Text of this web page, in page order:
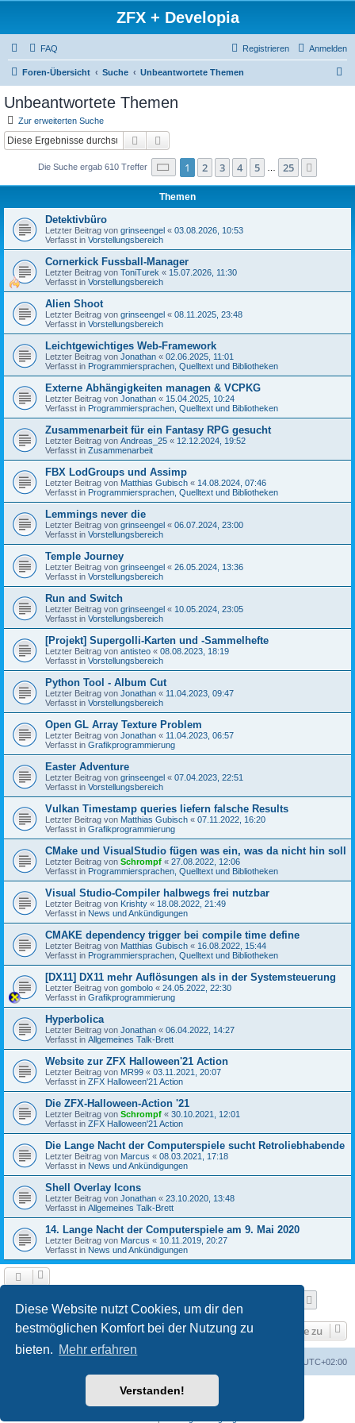
Diese Website nutzt Cookies, um dir den
bestmöglichen Komfort bei der Nutzung zu
bieten. Mehr erfahren
Verstanden!
ZFX + Developia
FAQ Anmelden
Registrieren
Foren-Übersicht Suche Unbeantwortete Themen
Unbeantwortete Themen
Zur erweiterten Suche
Suche
Die Suche ergab 610 Treffer Seite 1von 25
1 2 3 4 5 25
Themen
Detektivbüro
Letzter Beitrag von grinseengel « 03.08.2026, 10:53
Verfasst in Vorstellungsbereich
Cornerkick Fussball-Manager
Letzter Beitrag von ToniTurek « 15.07.2026, 11:30
Verfasst in Vorstellungsbereich
Alien Shoot
Letzter Beitrag von grinseengel « 08.11.2025, 23:48
Verfasst in Vorstellungsbereich
Leichtgewichtiges Web-Framework
Letzter Beitrag von Jonathan « 02.06.2025, 11:01
Verfasst in Programmiersprachen, Quelltext und Bibliotheken
Externe Abhängigkeiten managen & VCPKG
Letzter Beitrag von Jonathan « 15.04.2025, 10:24
Verfasst in Programmiersprachen, Quelltext und Bibliotheken
Zusammenarbeit für ein Fantasy RPG gesucht
Letzter Beitrag von Andreas_25 « 12.12.2024, 19:52
Verfasst in Zusammenarbeit
FBX LodGroups und Assimp
Letzter Beitrag von Matthias Gubisch « 14.08.2024, 07:46
Verfasst in Programmiersprachen, Quelltext und Bibliotheken
Lemmings never die
Letzter Beitrag von grinseengel « 06.07.2024, 23:00
Verfasst in Vorstellungsbereich
Temple Journey
Letzter Beitrag von grinseengel « 26.05.2024, 13:36
Verfasst in Vorstellungsbereich
Run and Switch
Letzter Beitrag von grinseengel « 10.05.2024, 23:05
Verfasst in Vorstellungsbereich
[Projekt] Supergolli-Karten und -Sammelhefte
Letzter Beitrag von antisteo « 08.08.2023, 18:19
Verfasst in Vorstellungsbereich
Python Tool - Album Cut
Letzter Beitrag von Jonathan « 11.04.2023, 09:47
Verfasst in Vorstellungsbereich
Open GL Array Texture Problem
Letzter Beitrag von Jonathan « 11.04.2023, 06:57
Verfasst in Grafikprogrammierung
Easter Adventure
Letzter Beitrag von grinseengel « 07.04.2023, 22:51
Verfasst in Vorstellungsbereich
Vulkan Timestamp queries liefern falsche Results
Letzter Beitrag von Matthias Gubisch « 07.11.2022, 16:20
Verfasst in Grafikprogrammierung
CMake und VisualStudio fügen was ein, was da nicht hin soll
Letzter Beitrag von Schrompf « 27.08.2022, 12:06
Verfasst in Programmiersprachen, Quelltext und Bibliotheken
Visual Studio-Compiler halbwegs frei nutzbar
Letzter Beitrag von Krishty « 18.08.2022, 21:49
Verfasst in News und Ankündigungen
CMAKE dependency trigger bei compile time define
Letzter Beitrag von Matthias Gubisch « 16.08.2022, 15:44
Verfasst in Programmiersprachen, Quelltext und Bibliotheken
[DX11] DX11 mehr Auflösungen als in der Systemsteuerung
Letzter Beitrag von gombolo « 24.05.2022, 22:30
Verfasst in Grafikprogrammierung
Hyperbolica
Letzter Beitrag von Jonathan « 06.04.2022, 14:27
Verfasst in Allgemeines Talk-Brett
Website zur ZFX Halloween'21 Action
Letzter Beitrag von MR99 « 03.11.2021, 20:07
Verfasst in ZFX Halloween'21 Action
Die ZFX-Halloween-Action '21
Letzter Beitrag von Schrompf « 30.10.2021, 12:01
Verfasst in ZFX Halloween'21 Action
Die Lange Nacht der Computerspiele sucht Retroliebhabende
Letzter Beitrag von Marcus « 08.03.2021, 17:18
Verfasst in News und Ankündigungen
Shell Overlay Icons
Letzter Beitrag von Jonathan « 23.10.2020, 13:48
Verfasst in Allgemeines Talk-Brett
14. Lange Nacht der Computerspiele am 9. Mai 2020
Letzter Beitrag von Marcus « 10.11.2019, 20:27
Verfasst in News und Ankündigungen
Gehe zu
UTC+02:00
Powered byphpBB® Forum Software © phpBB Limited
phpBB.de